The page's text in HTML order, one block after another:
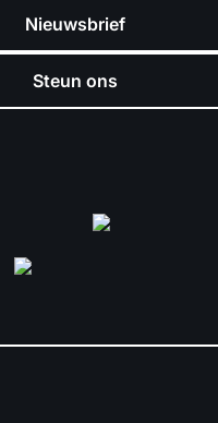
Nieuwsbrief
Steun ons